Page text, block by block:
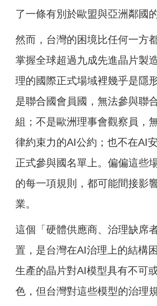
了一條有別於歐盟與亞洲鄰國
然而，台灣的困境比任何一方
掌握全球超過九成先進晶片製
理的國際正式場域裡幾乎是隱
是聯合國會員國，無法參與聯
組；不是歐洲理事會觀察員，
律約束力的AI公約；也不在AI
正式參與國名單上。偏偏這些
的每一項規則，都可能間接影
業。
這個「硬體供應商、治理缺席
置，是台灣在AI治理上的結構
生產的晶片對AI模型具有不可
色，但台灣對這些模型的治理